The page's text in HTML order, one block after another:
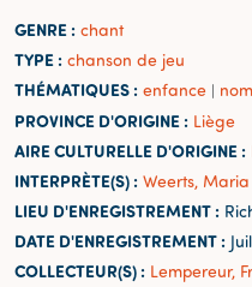
GENRE : chant
TYPE : chanson de jeu
THÉMATIQUES : enfance |
PROVINCE D'ORIGINE : Liège
AIRE CULTURELLE D'ORIGINE :
INTERPRÈTE(S) : Weerts,
LIEU D'ENREGISTREMENT :
DATE D'ENREGISTREMENT :
COLLECTEUR(S) : Lempereur,